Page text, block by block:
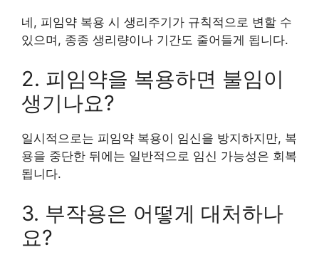
네, 피임약 복용 시 생리주기가 규칙적으로 변할 수
있으며, 종종 생리량이나 기간도 줄어들게 됩니다.
2. 피임약을 복용하면 불임이
생기나요?
일시적으로는 피임약 복용이 임신을 방지하지만, 복
용을 중단한 뒤에는 일반적으로 임신 가능성은 회복
됩니다.
3. 부작용은 어떻게 대처하나
요?